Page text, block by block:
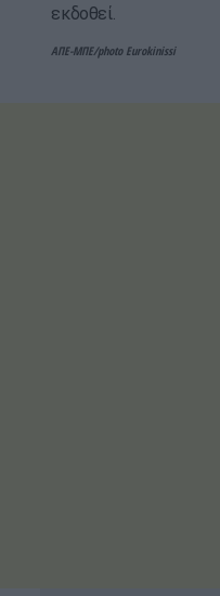
εκδοθεί.
ΑΠΕ-ΜΠΕ/photo Eurokinissi